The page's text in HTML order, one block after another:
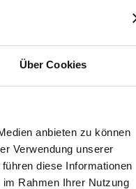
Über Cookies
anbieten zu können
Verwendung unserer
diese Informationen
Rahmen Ihrer Nutzung
Firmenrundgang
Besuchen Sie uns in